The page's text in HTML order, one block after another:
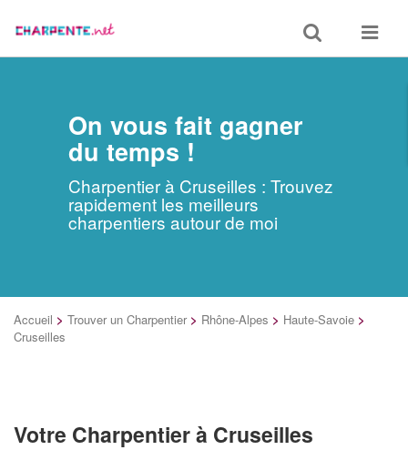
Toggle
search
Toggle
On vous fait gagner
du temps !
Charpentier à Cruseilles : Trouvez
rapidement les meilleurs
charpentiers autour de moi
Accueil > Trouver un Charpentier > Rhône-Alpes > Haute-Savoie >
Cruseilles
Votre Charpentier à Cruseilles